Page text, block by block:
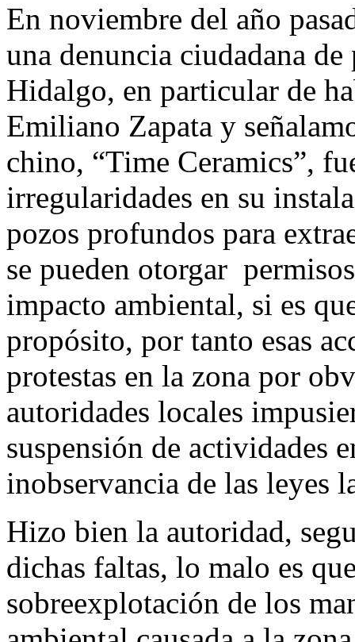
En noviembre del año
una denuncia ciudadana
Hidalgo, en particular de
Emiliano Zapata y
chino, “Time Ceramics”,
irregularidades en su
pozos profundos para
se pueden otorgar
impacto ambiental, si es
propósito, por tanto esas
protestas en la zona por
autoridades locales
suspensión de actividades
inobservancia de las leyes
Hizo bien la autoridad,
dichas faltas, lo malo es
sobreexplotación de los